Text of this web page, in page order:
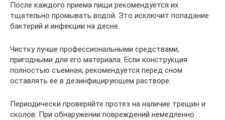
После каждого приема пищи рекомендуется их
тщательно промывать водой. Это исключит попадание
бактерий и инфекции на десне.
Чистку лучше профессиональными средствами,
пригодными для его материала. Если конструкция
полностью съемная, рекомендуется перед сном
оставлять ее в дезинфицирующем растворе.
Периодически проверяйте протез на наличие трещин и
сколов. При обнаружении повреждений немедленно